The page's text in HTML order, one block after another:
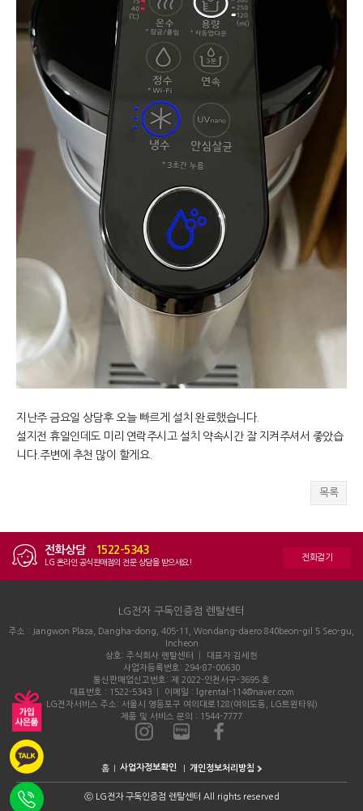
지난주 금요일 상담후 오늘 빠르게 설치 완료했습니다.
설지전 휴일인데도 미리 연락주시고 설치 약속시간 잘 지켜주셔서 좋았습
니다.주변에 추천 많이 할게요.
목록
전화상담 1522-5343
LG 온라인 공식판매점의 전문 상담을 받으세요! 전화걸기
LG전자 구독인증점 렌탈센터
주소 : Jangwon Plaza, Dangha-dong, 405-11, Wondang-daero 840beon-gil 5 Seo-gu,
Incheon
상호: 주식회사 렌탈센터 │ 대표자:김세현
사업자등록번호: 294-87-00630
통신판매업신고번호: 제 2022-인천서구-3695 호
대표번호 : 1522-5343 │ 이메일 : lgrental-114@naver.com
LG전자서비스 주소: 서울시 영등포구 여의대로128(여의도동, LG트윈타워)
제품 및 서비스 문의 : 1544-7777
홈 개인정보처리방침
ⓒLG전자 구독인증점 렌탈센터 All rights reserved